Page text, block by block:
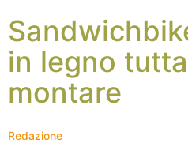
in legno
montare
Redazione